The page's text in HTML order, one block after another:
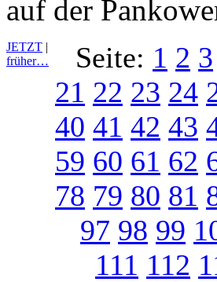
auf der
JETZT |
früher…
Seite: 1 2 3
21 22 23 24
40 41 42 43
59 60 61 62
78 79 80 81
97 98 99
111 112